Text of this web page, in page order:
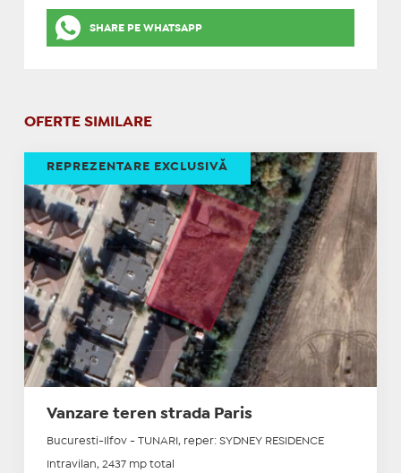
SHARE PE WHATSAPP
OFERTE SIMILARE
Vanzare teren strada Paris
Bucuresti-Ilfov - TUNARI, reper: SYDNEY RESIDENCE
Intravilan, 2437 mp total
REPREZENTARE EXCLUSIVĂ